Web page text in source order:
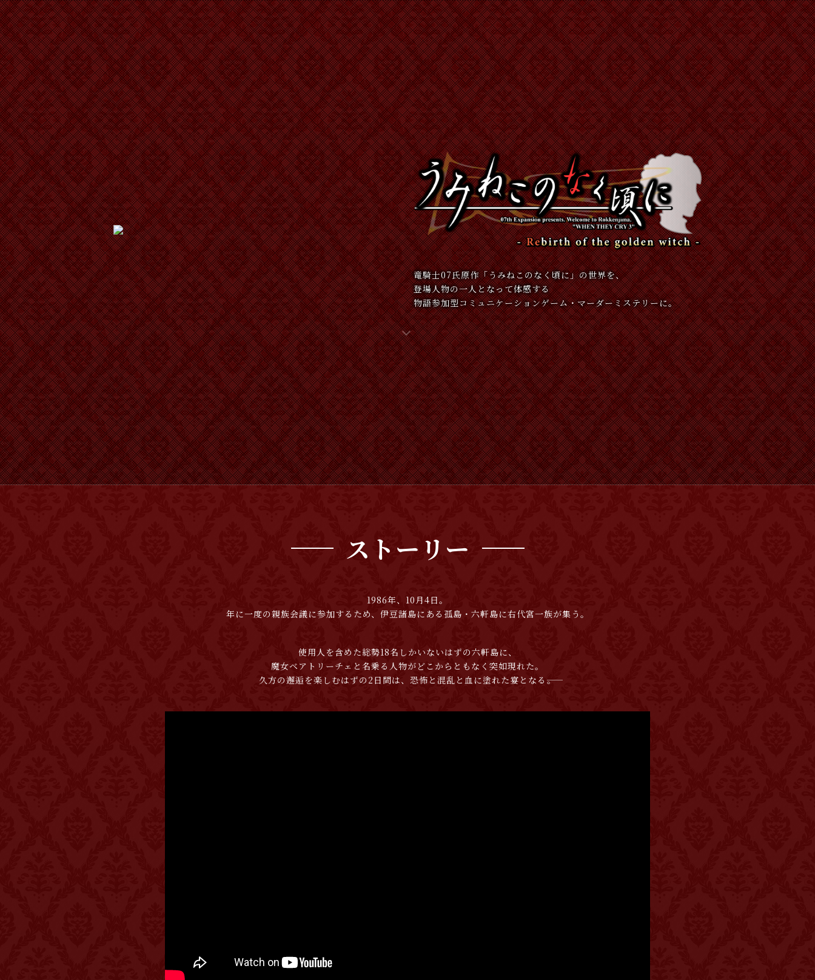
竜騎士07氏原作「うみねこのなく頃に」の世界を、
登場人物の一人となって体感する
物語参加型コミュニケーションゲーム・マーダーミステリーに。
ストーリー
1986年、10月4日。
年に一度の親族会議に参加するため、伊豆諸島にある孤島・六軒島に右代宮一族が集う。
使用人を含めた総勢18名しかいないはずの六軒島に、
魔女ベアトリーチェと名乗る人物がどこからともなく突如現れた。
久方の邂逅を楽しむはずの2日間は、恐怖と混乱と血に塗れた宴となる――。